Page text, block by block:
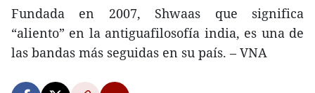
Fundada en 2007, Shwaas que significa
“aliento” en la antiguafilosofía india, es una de
las bandas más seguidas en su país. – VNA